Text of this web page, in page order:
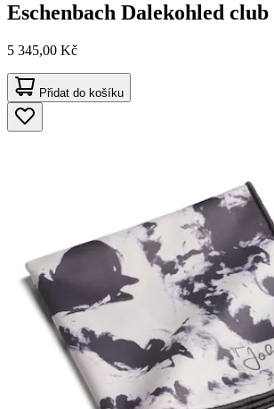
Eschenbach Dalekohled club
5 345,00 Kč
Přidat do košíku